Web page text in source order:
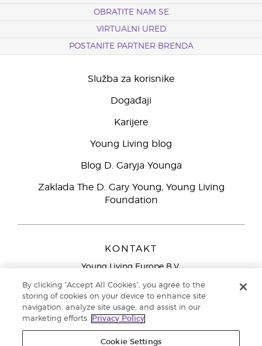
OBRATITE NAM SE
VIRTUALNI URED
POSTANITE PARTNER BRENDA
Služba za korisnike
Događaji
Karijere
Young Living blog
Blog D. Garyja Younga
Zaklada The D. Gary Young, Young Living
Foundation
KONTAKT
Young Living Europe B.V.
9727 AJ Groningen
Sjedište tvrtke Young Living Europe Ltd.:
9000
By clicking “Accept All Cookies”, you agree to the
storing of cookies on your device to enhance site
navigation, analyze site usage, and assist in our
marketing efforts.
Privacy Policy
Cookie Settings